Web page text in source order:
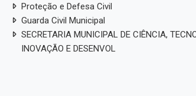
Proteção e Defesa Civil
Guarda Civil Municipal
SECRETARIA MUNICIPAL DE CIÊNCIA,
INOVAÇÃO E DESENVOL